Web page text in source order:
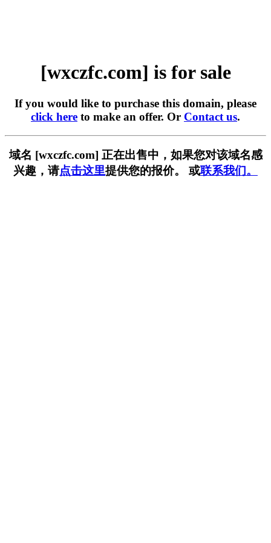
[wxczfc.com] is for sale
If you would like to purchase this domain, please
click here to make an offer. Or Contact us.
域名 [wxczfc.com] 正在出售中，如果您对该域名感
兴趣，请点击这里提供您的报价。 或联系我们。